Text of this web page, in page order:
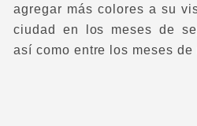
agregar más colores a su
ciudad en los meses de
así como entre los meses de